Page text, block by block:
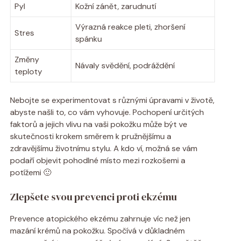
Pyl
Kožní zánět, zarudnutí
Stres
Výrazná reakce pleti, zhoršení
spánku
Změny
teploty
Návaly svědění, ⁢podráždění
Nebojte se experimentovat s různými úpravami⁣ v‍ životě,
⁣abyste našli ​to, co vám‌ vyhovuje. ‌Pochopení určitých
faktorů a jejich vlivu na vaši‌ pokožku může být ve
skutečnosti krokem směrem k pružnějšímu a
zdravějšímu životnímu stylu. A kdo ví, možná se vám
podaří‍ objevit pohodlné ⁣místo mezi rozkošemi ⁤a
potížemi 🙂
Zlepšete svou prevenci proti ekzému
Prevence atopického⁣ ekzému zahrnuje víc než jen
mazání krémů na pokožku. Spočívá v důkladném